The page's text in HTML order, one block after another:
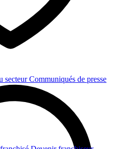
secteur Communiqués de presse